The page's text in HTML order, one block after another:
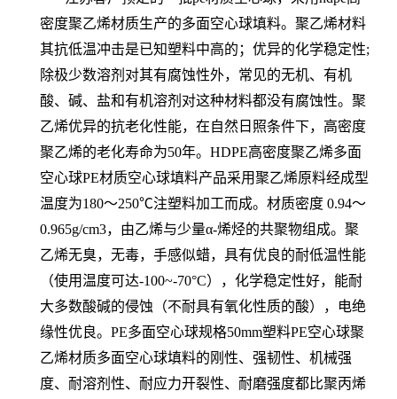
密度聚乙烯材质生产的多面空心球填料。聚乙烯材料
其抗低温冲击是已知塑料中高的；优异的化学稳定性;
除极少数溶剂对其有腐蚀性外，常见的无机、有机
酸、碱、盐和有机溶剂对这种材料都没有腐蚀性。聚
乙烯优异的抗老化性能，在自然日照条件下，高密度
聚乙烯的老化寿命为50年。HDPE高密度聚乙烯多面
空心球PE材质空心球填料产品采用聚乙烯原料经成型
温度为180～250℃注塑料加工而成。材质密度 0.94～
0.965g/cm3，由乙烯与少量α-烯烃的共聚物组成。聚
乙烯无臭，无毒，手感似蜡，具有优良的耐低温性能
（使用温度可达-100~-70°C），化学稳定性好，能耐
大多数酸碱的侵蚀（不耐具有氧化性质的酸），电绝
缘性优良。PE多面空心球规格50mm塑料PE空心球聚
乙烯材质多面空心球填料的刚性、强韧性、机械强
度、耐溶剂性、耐应力开裂性、耐磨强度都比聚丙烯